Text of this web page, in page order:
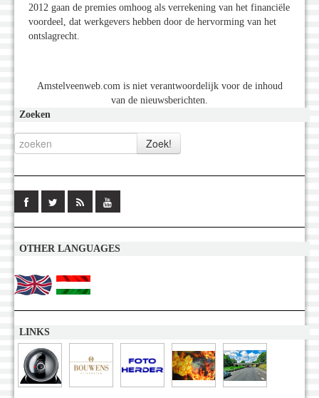
2012 gaan de premies omhoog als verrekening van het financiële
voordeel, dat werkgevers hebben door de hervorming van het
ontslagrecht.
Amstelveenweb.com is niet verantwoordelijk voor de inhoud
van de nieuwsberichten.
Zoeken
OTHER LANGUAGES
LINKS